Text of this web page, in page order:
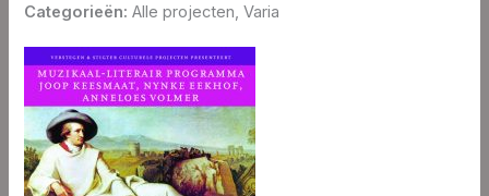
Categorieën:Alle projecten, Varia